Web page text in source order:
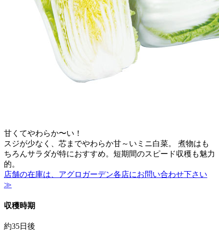
甘くてやわらか〜い！
スジが少なく、芯までやわらか甘～いミニ白菜。 煮物はも
ちろんサラダが特におすすめ。短期間のスピード収穫も魅力
的。
店舗の在庫は、アグロガーデン各店にお問い合わせ下さい
≫
収穫時期
約35日後